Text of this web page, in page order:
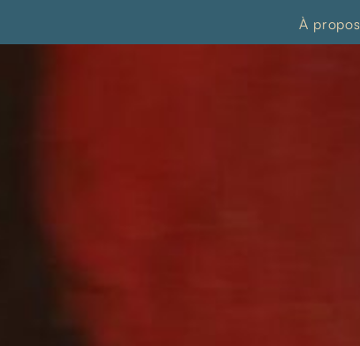
À propos